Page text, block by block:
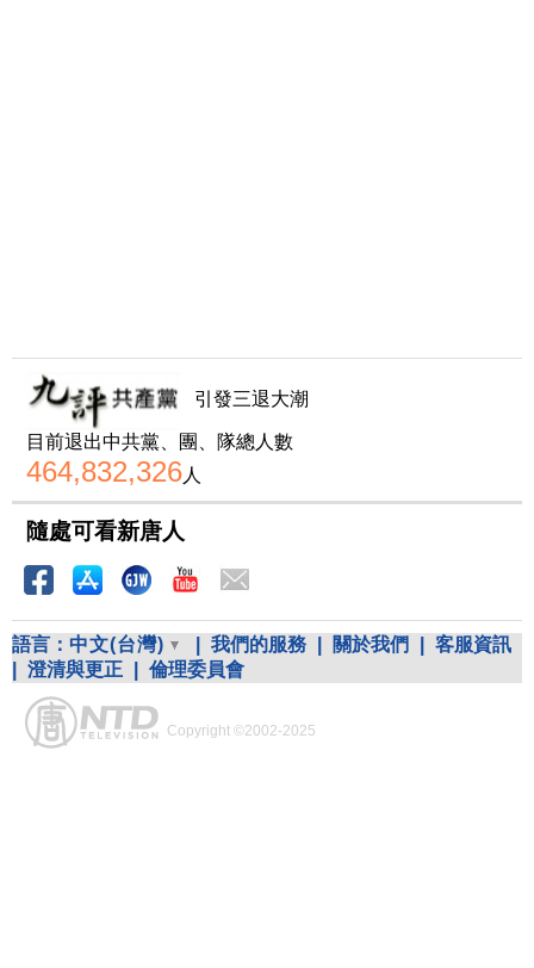
引發三退大潮
目前退出中共黨、團、隊總人數
464,832,326人
隨處可看新唐人
語言： 中文(台灣) 我們的服務 關於我們
客服資訊
澄清與更正 倫理委員會
Copyright ©2002-2025